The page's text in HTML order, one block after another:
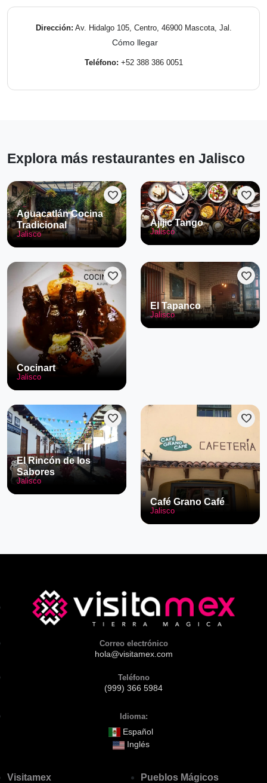
Dirección: Av. Hidalgo 105, Centro, 46900 Mascota, Jal.
Cómo llegar
Teléfono: +52 388 386 0051
Explora más restaurantes en Jalisco
favorite
Aguacatlán Cocina
Tradicional
Jalisco
favorite
Ajijic Tango
Jalisco
favorite
Cocinart
Jalisco
favorite
El Tapanco
Jalisco
favorite
El Rincón de los
Sabores
Jalisco
favorite
Café Grano Café
Jalisco
Correo electrónico
hola@visitamex.com
Teléfono
(999) 366 5984
Idioma:
Español
Inglés
Visitamex Pueblos Mágicos